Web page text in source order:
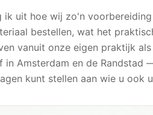
ik uit hoe wij zo'n
bestellen, wat het
vanuit onze eigen praktijk
in Amsterdam en de
kunt stellen aan wie u ook